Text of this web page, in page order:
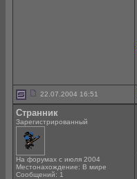
22.07.2004 16:51
Странник
Зарегистрированный
На форумах с июля 2004
Местонахождение: В мире
Сообщений: 1